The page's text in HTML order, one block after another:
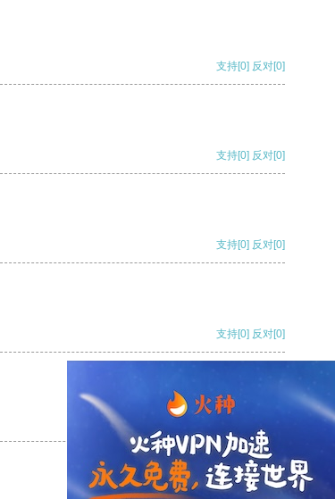
支持[0] 反对[0]
支持[0] 反对[0]
支持[0] 反对[0]
支持[0] 反对[0]